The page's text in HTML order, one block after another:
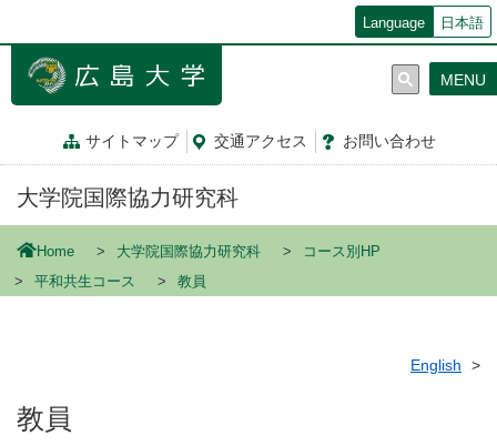
ン
Language 日本語
サイトマップ 交通アクセス お問い合わせ
MENU
大学院国際協力研究科
Home 大学院国際協力研究科
コース別HP
平和共生コース
教員
English
教員